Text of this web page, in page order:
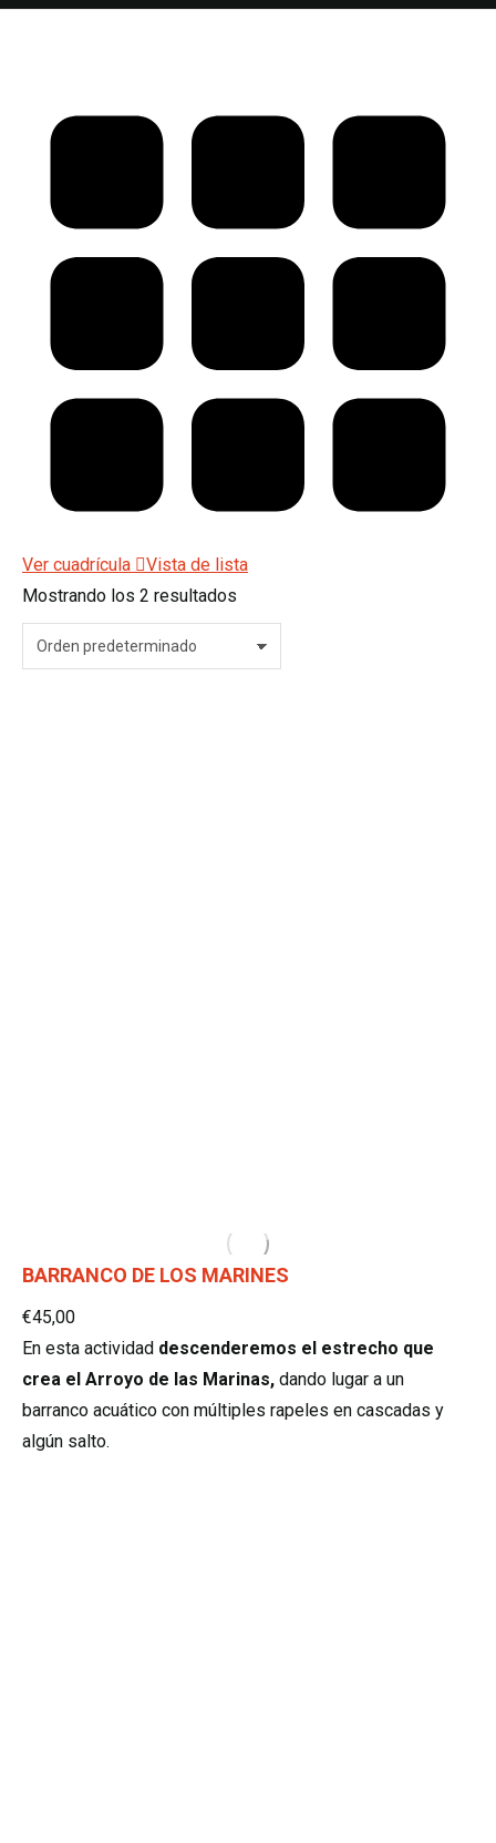
Ver cuadrícula
Vista de lista
Mostrando los 2 resultados
BARRANCO DE LOS MARINES​
€45,00
En esta actividad descenderemos el estrecho que
crea el Arroyo de las Marinas, dando lugar a un
barranco acuático con múltiples rapeles en cascadas y
algún salto.